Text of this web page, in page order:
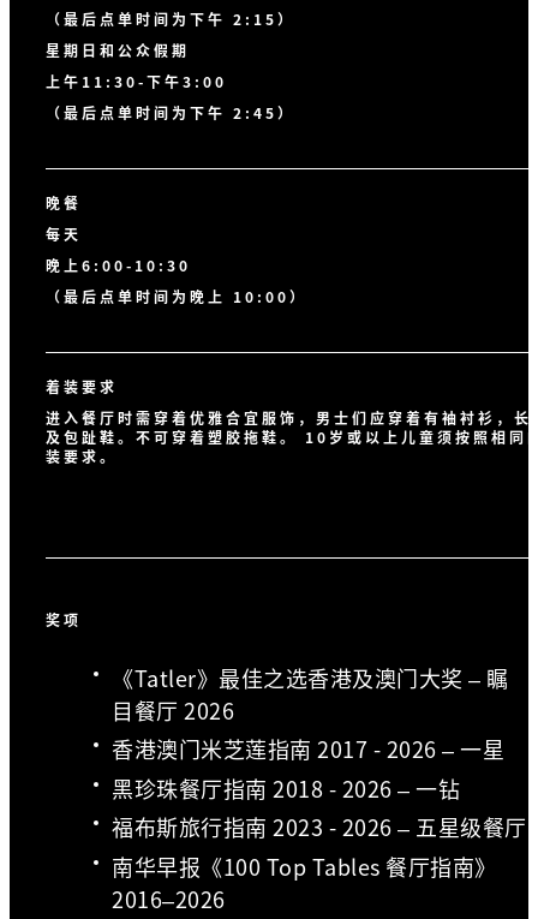
（最后点单时间为下午 2:15）
星期日和公众假期
上午11:30-下午3:00
（最后点单时间为下午 2:45）
晚餐
每天
晚上6:00-10:30
（最后点单时间为晚上 10:00）
着装要求
进入餐厅时需穿着优雅合宜服饰，男士们应穿着有袖衬衫，长
及包趾鞋。不可穿着塑胶拖鞋。 10岁或以上儿童须按照相同
装要求。
奖项
《Tatler》最佳之选香港及澳门大奖 – 瞩
目餐厅 2026
香港澳门米芝莲指南 2017 - 2026 – 一星
黑珍珠餐厅指南 2018 - 2026 – 一钻
福布斯旅行指南 2023 - 2026 – 五星级餐厅
南华早报《100 Top Tables 餐厅指南》
2016–2026